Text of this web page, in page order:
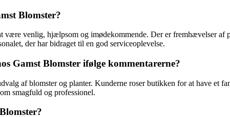
Blomster?
være venlig, hjælpsom og imødekommende. Der er fremhævelser af
der har bidraget til en god serviceoplevelse.
Gamst Blomster ifølge kommentarerne?
af blomster og planter. Kunderne roser butikken for at have et
smagfuld og professionel.